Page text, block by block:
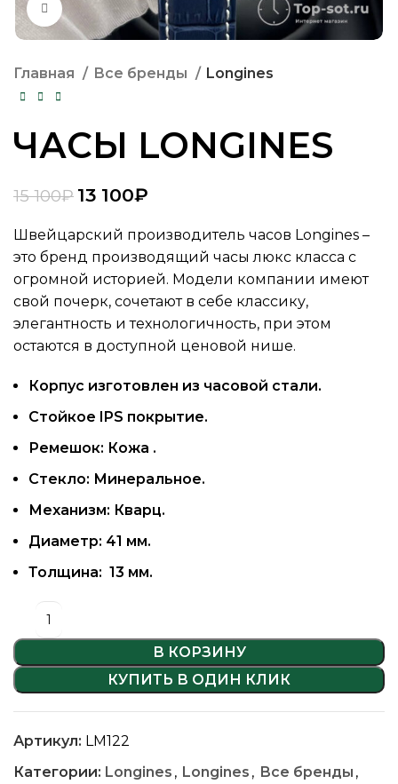
Нажмите, чтобы увеличить
Главная Все бренды Longines
ЧАСЫ LONGINES
15 100₽ 13 100₽
Швейцарский производитель часов Longines –
это бренд производящий часы люкс класса с
огромной историей. Модели компании имеют
свой почерк, сочетают в себе классику,
элегантность и технологичность, при этом
остаются в доступной ценовой нише.
Корпус изготовлен из часовой стали.
Стойкое IPS покрытие.
Ремешок: Кожа .
Стекло: Минеральное.
Механизм: Кварц.
Диаметр: 41 мм.
Толщина: 13 мм.
В КОРЗИНУ
КУПИТЬ В ОДИН КЛИК
Артикул: LM122
Категории: Longines , Longines , Все бренды ,